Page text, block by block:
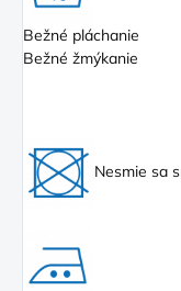
Bežné pláchanie
Bežné žmýkanie
Nesmie sa